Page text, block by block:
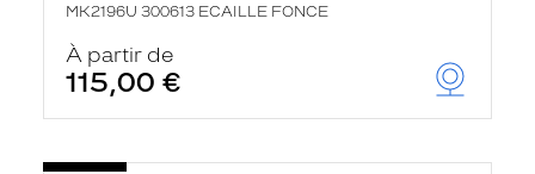
MK2196U 300613 ECAILLE FONCE
À partir de
115,00 €